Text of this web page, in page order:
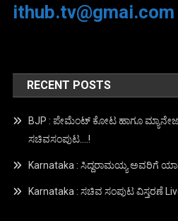
ithub.tv@gmai.com
RECENT POSTS
BJP : ಪೇಮೆಂಟ್ ಕೋಟ ಹಾಗೂ
ಸಚಿವಸಂಪುಟ….!
Karnataka : ಸಿದ್ದರಾಮಯ್ಯ ಅವರಿಗೆ
Karnataka : ಸಚಿವ ಸಂಪುಟ ವಿಸ್ತರಣೆ